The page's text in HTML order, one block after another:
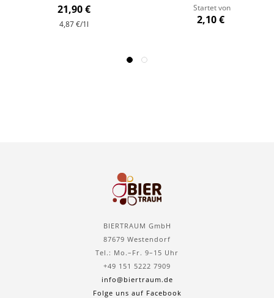
21,90 €
4,87 €/1l
Startet von
2,10 €
BIERTRAUM GmbH
87679 Westendorf
Tel.: Mo.–Fr. 9–15 Uhr
+49 151 5222 7909
info@biertraum.de
Folge uns auf Facebook